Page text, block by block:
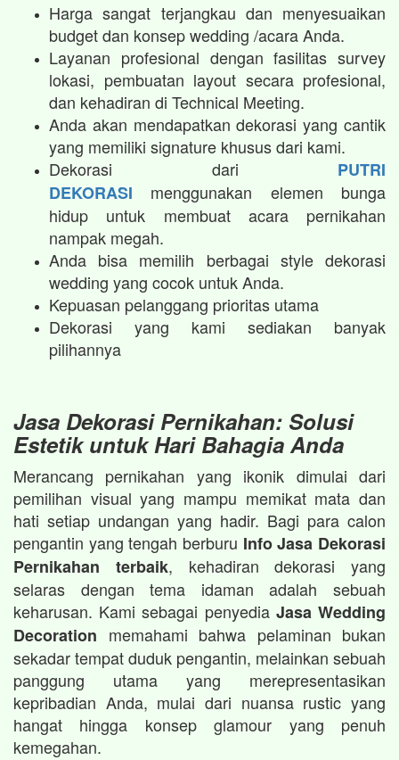
Harga sangat terjangkau dan menyesuaikan
budget dan konsep wedding /acara Anda.
Layanan profesional dengan fasilitas survey
lokasi, pembuatan layout secara profesional,
dan kehadiran di Technical Meeting.
Anda akan mendapatkan dekorasi yang cantik
yang memiliki signature khusus dari kami.
Dekorasi dari PUTRI
DEKORASI menggunakan elemen bunga
hidup untuk membuat acara pernikahan
nampak megah.​
Anda bisa memilih berbagai style dekorasi
wedding yang cocok untuk Anda.
Kepuasan pelanggang prioritas utama
Dekorasi yang kami sediakan banyak
pilihannya
Jasa Dekorasi Pernikahan: Solusi
Estetik untuk Hari Bahagia Anda
Merancang pernikahan yang ikonik dimulai dari
pemilihan visual yang mampu memikat mata dan
hati setiap undangan yang hadir. Bagi para calon
pengantin yang tengah berburu Info Jasa Dekorasi
Pernikahan terbaik, kehadiran dekorasi yang
selaras dengan tema idaman adalah sebuah
keharusan. Kami sebagai penyedia Jasa Wedding
Decoration memahami bahwa pelaminan bukan
sekadar tempat duduk pengantin, melainkan sebuah
panggung utama yang merepresentasikan
kepribadian Anda, mulai dari nuansa rustic yang
hangat hingga konsep glamour yang penuh
kemegahan.